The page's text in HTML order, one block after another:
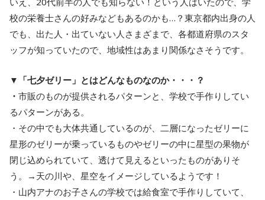
校の栄養士さんの好みなどもあるのかも…？東京都内出身の人
でも、出た人・出ていない人さまざまで、各都道府県のスタ
ッフが知っていたので、地域性はあまり関係なさそうです。
▼「七夕ゼリー」とはどんなものなのか・・・？
・ 市販のものが提供されるパターンと、学校で手作りしてい
るパターンがある。
・その中でも大体共通しているのが、二層になったゼリーに
星形のゼリーが乗っているものやゼリーの中に星型の果物が
閉じ込められていて、透けて見えるといったものがありそ
う。→天の川や、星空をイメージしているようです！
・山内アナのお子さんの学校では給食室で手作りしていて、